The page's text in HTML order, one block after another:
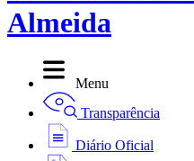
Almeida
Menu
Transparência
Diário Oficial